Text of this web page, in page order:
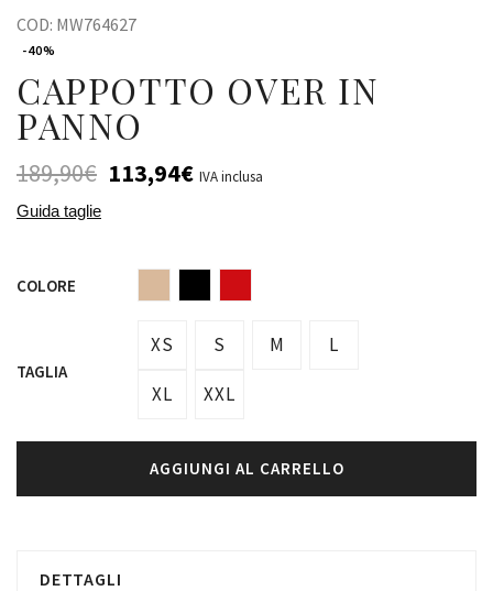
COD: MW764627
-40%
CAPPOTTO OVER IN
PANNO
189,90€ 113,94€ IVA inclusa
Guida taglie
COLORE
TAGLIA
XS S M L
XL XXL
AGGIUNGI AL CARRELLO
DETTAGLI